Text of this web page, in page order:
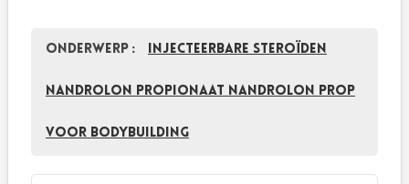
Onderwerp : Injecteerbare Steroïden
Nandrolon Propionaat Nandrolon Prop
voor Bodybuilding